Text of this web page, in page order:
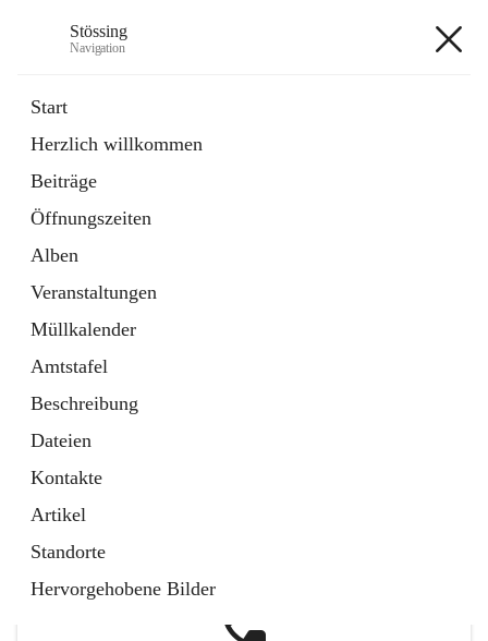
Stössing
Navigation
Start
Herzlich willkommen
Beiträge
Öffnungszeiten
Alben
Veranstaltungen
Müllkalender
Amtstafel
Beschreibung
Dateien
Kontakte
Artikel
Standorte
Hervorgehobene Bilder
Datei
in
Tab
Kindergarten
öffnet
in
neuem
Tab